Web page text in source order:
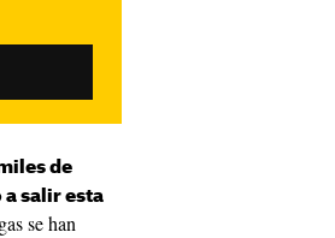
de
salir esta
se han